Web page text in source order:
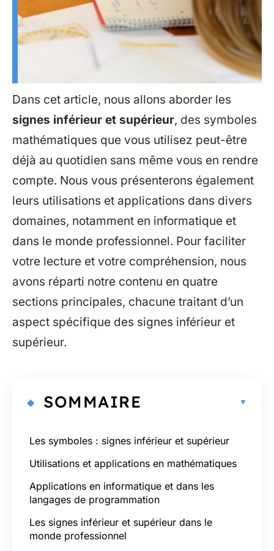
Dans cet article, nous allons aborder les
signes inférieur et supérieur, des symboles
mathématiques que vous utilisez peut-être
déjà au quotidien sans même vous en rendre
compte. Nous vous présenterons également
leurs utilisations et applications dans divers
domaines, notamment en informatique et
dans le monde professionnel. Pour faciliter
votre lecture et votre compréhension, nous
avons réparti notre contenu en quatre
sections principales, chacune traitant d’un
aspect spécifique des signes inférieur et
supérieur.
SOMMAIRE
Les symboles : signes inférieur et supérieur
Utilisations et applications en mathématiques
Applications en informatique et dans les
langages de programmation
Les signes inférieur et supérieur dans le
monde professionnel